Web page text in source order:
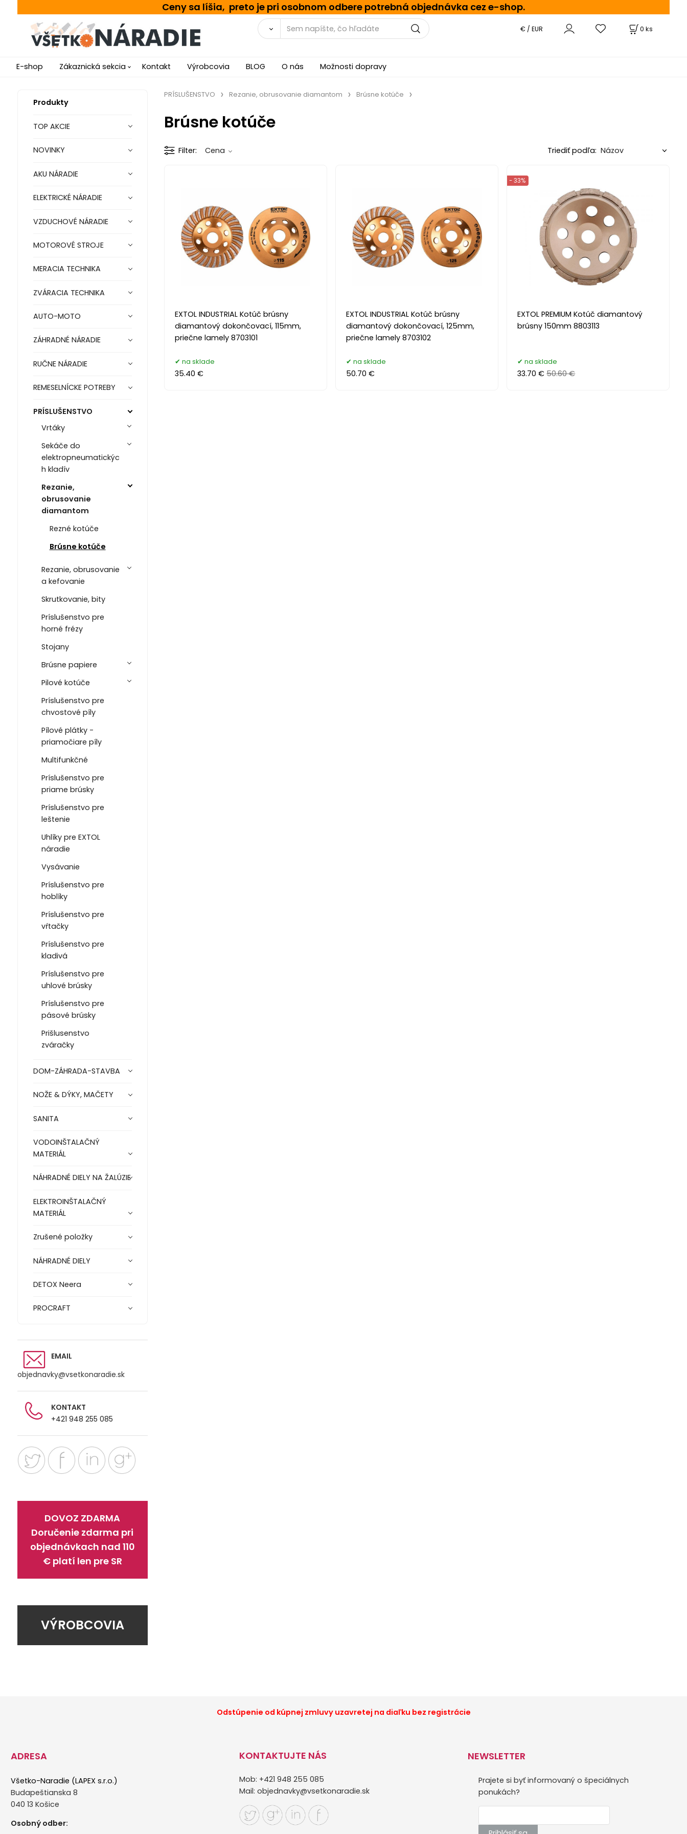
Ceny sa líšia, preto je pri osobnom odbere potrebná objednávka cez e-shop.
0 ks
€ / EUR
E-shop Zákaznická sekcia Kontakt Výrobcovia BLOG O nás Možnosti dopravy
Produkty
TOP AKCIE
NOVINKY
AKU NÁRADIE
ELEKTRICKÉ NÁRADIE
VZDUCHOVÉ NÁRADIE
MOTOROVÉ STROJE
MERACIA TECHNIKA
ZVÁRACIA TECHNIKA
AUTO-MOTO
ZÁHRADNÉ NÁRADIE
RUČNE NÁRADIE
REMESELNÍCKE POTREBY
PRÍSLUŠENSTVO
Vrtáky
Sekáče do
elektropneumatickýc
h kladív
Rezanie,
obrusovanie
diamantom
Rezné kotúče
Brúsne kotúče
Rezanie, obrusovanie
a kefovanie
Skrutkovanie, bity
Príslušenstvo pre
horné frézy
Stojany
Brúsne papiere
Pilové kotúče
Príslušenstvo pre
chvostové píly
Pílové plátky -
priamočiare píly
Multifunkčné
Príslušenstvo pre
priame brúsky
Príslušenstvo pre
leštenie
Uhlíky pre EXTOL
náradie
Vysávanie
Príslušenstvo pre
hoblíky
Príslušenstvo pre
vŕtačky
Príslušenstvo pre
kladivá
Príslušenstvo pre
uhlové brúsky
Príslušenstvo pre
pásové brúsky
Prišlusenstvo
zváračky
DOM-ZÁHRADA-STAVBA
NOŽE & DÝKY, MAČETY
SANITA
VODOINŠTALAČNÝ
MATERIÁL
NÁHRADNÉ DIELY NA ŽALÚZIE
ELEKTROINŠTALAČNÝ
MATERIÁL
Zrušené položky
NÁHRADNÉ DIELY
DETOX Neera
PROCRAFT
EMAIL
objednavky@vsetkonaradie.sk
KONTAKT
+421 948 255 085
DOVOZ ZDARMA
Doručenie zdarma pri
objednávkach nad 110
€ platí len pre SR
VÝROBCOVIA
PRÍSLUŠENSTVO Rezanie, obrusovanie diamantom Brúsne kotúče
Brúsne kotúče
Filter Cena Triediť podľa:
EXTOL INDUSTRIAL Kotúč brúsny
diamantový dokončovací, 115mm,
priečne lamely 8703101
na sklade
35.40 €
EXTOL INDUSTRIAL Kotúč brúsny
diamantový dokončovací, 125mm,
priečne lamely 8703102
na sklade
50.70 €
EXTOL PREMIUM Kotúč diamantový
brúsny 150mm 8803113
- 33%
na sklade
33.70 € 50.60 €
Odstúpenie od kúpnej zmluvy uzavretej na diaľku bez registrácie
ADRESA
Všetko-Naradie (LAPEX s.r.o.)
Budapeštianska 8
040 13 Košice
Osobný odber:
KONTAKTUJTE NÁS
Mob: +421 948 255 085
Mail: objednavky@vsetkonaradie.sk
NEWSLETTER
Prajete si byť informovaný o špeciálnych
ponukách?